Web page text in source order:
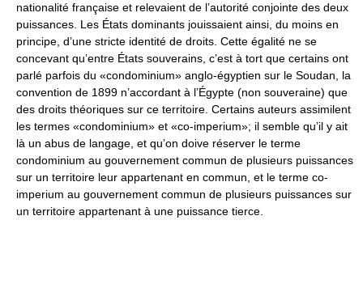
nationalité française et relevaient de l’autorité conjointe des deux
puissances. Les États dominants jouissaient ainsi, du moins en
principe, d’une stricte identité de droits. Cette égalité ne se
concevant qu’entre États souverains, c’est à tort que certains ont
parlé parfois du «condominium» anglo-égyptien sur le Soudan, la
convention de 1899 n’accordant à l’Égypte (non souveraine) que
des droits théoriques sur ce territoire. Certains auteurs assimilent
les termes «condominium» et «co-imperium»; il semble qu’il y ait
là un abus de langage, et qu’on doive réserver le terme
condominium au gouvernement commun de plusieurs puissances
sur un territoire leur appartenant en commun, et le terme co-
imperium au gouvernement commun de plusieurs puissances sur
un territoire appartenant à une puissance tierce.